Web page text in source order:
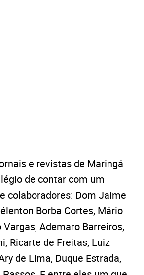
e revistas de Maringá
de contar com um
colaboradores: Dom Jaime
Borba Cortes, Mário
Ademaro Barreiros,
Ricarte de Freitas, Luiz
de Lima, Duque Estrada,